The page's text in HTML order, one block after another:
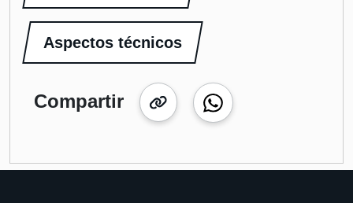
Aspectos técnicos
Compartir